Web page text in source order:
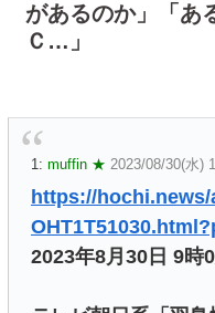
があるのか」「あ
Ｃ…」
1: muffin ★ 2023/08/30(水)
https://
2023年8月30日 9時